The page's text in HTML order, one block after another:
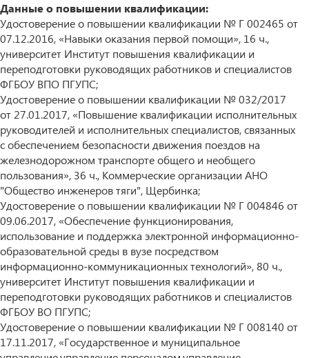
Данные о повышении квалификации:
Удостоверение о повышении квалификации № Г 002465 от
07.12.2016, «Навыки оказания первой помощи», 16 ч.,
университет Институт повышения квалификации и
переподготовки руководящих работников и специалистов
ФГБОУ ВПО ПГУПС;
Удостоверение о повышении квалификации № 032/2017
от 27.01.2017, «Повышение квалификации исполнительных
руководителей и исполнительных специалистов, связанных
с обеспечением безопасности движения поездов на
железнодорожном транспорте общего и необщего
пользования», 36 ч., Коммерческие организации АНО
"Общество инженеров тяги", Щербинка;
Удостоверение о повышении квалификации № Г 004846 от
09.06.2017, «Обеспечение функционирования,
использование и поддержка электронной информационно-
образовательной среды в вузе посредством
информационно-коммуникационных технологий», 80 ч.,
университет Институт повышения квалификации и
переподготовки руководящих работников и специалистов
ФГБОУ ВО ПГУПС;
Удостоверение о повышении квалификации № Г 008140 от
17.11.2017, «Государственное и муниципальное